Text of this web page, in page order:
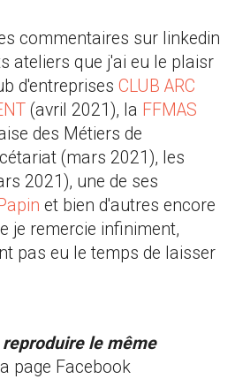
commentaires sur linkedin
ateliers que j'ai eu le plaisr
d'entreprises CLUB ARC
(avril 2021), la FFMAS
des Métiers de
(mars 2021), les
2021), une de ses
et bien d'autres encore
je remercie infiniment,
pas eu le temps de laisser
le même
page Facebook